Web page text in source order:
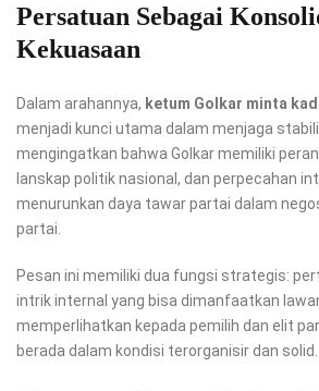
Persatuan Sebagai
Kekuasaan
Dalam arahannya, ketum Golkar minta
menjadi kunci utama dalam menjaga
mengingatkan bahwa Golkar memiliki
lanskap politik nasional, dan perpecahan
menurunkan daya tawar partai dalam
partai.
Pesan ini memiliki dua fungsi strategis:
intrik internal yang bisa dimanfaatkan
memperlihatkan kepada pemilih dan elit
berada dalam kondisi terorganisir dan solid.